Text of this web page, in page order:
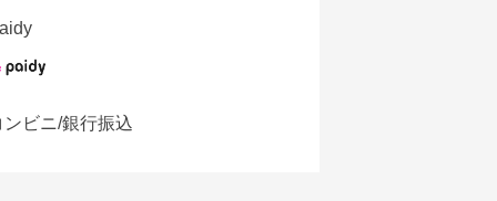
ンビニ/銀行振込